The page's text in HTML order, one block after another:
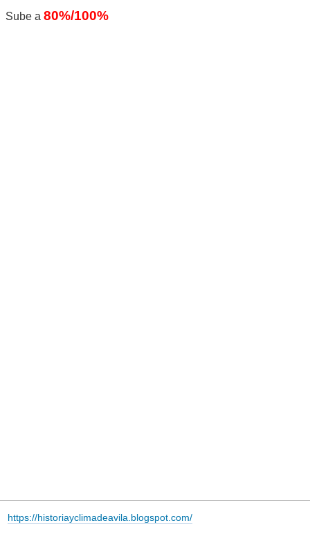
Sube a 80%/100%
https://historiayclimadeavila.blogspot.com/